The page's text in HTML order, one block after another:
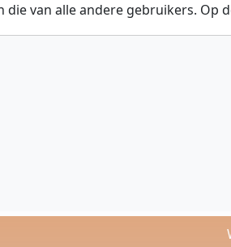
die van alle andere gebruikers.